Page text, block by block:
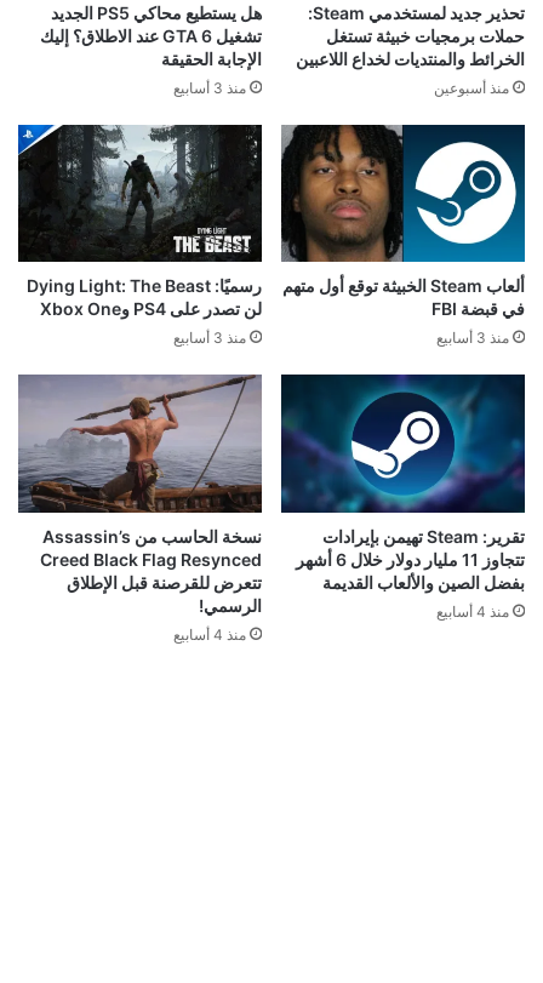
تحذير جديد لمستخدمي Steam:
حملات برمجيات خبيثة تستغل
الخرائط والمنتديات لخداع اللاعبين
منذ أسبوعين
هل يستطيع محاكي PS5 الجديد
تشغيل GTA 6 عند الاطلاق؟ إليك
الإجابة الحقيقة
منذ 3 أسابيع
ألعاب Steam الخبيثة توقع أول متهم
في قبضة FBI
منذ 3 أسابيع
رسميًا: Dying Light: The Beast
لن تصدر على PS4 وXbox One
منذ 3 أسابيع
تقرير: Steam تهيمن بإيرادات
تتجاوز 11 مليار دولار خلال 6 أشهر
بفضل الصين والألعاب القديمة
منذ 4 أسابيع
نسخة الحاسب من Assassin’s
Creed Black Flag Resynced
تتعرض للقرصنة قبل الإطلاق
الرسمي!
منذ 4 أسابيع